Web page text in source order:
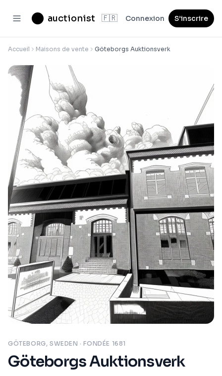
auctionist 🇫🇷 Connexion S’inscrire
Accueil Maisons de vente Göteborgs Auktionsverk
GÖTEBORG, SWEDEN · FONDÉE 1681
Göteborgs Auktionsverk